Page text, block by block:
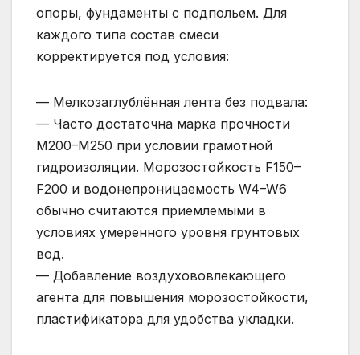
опоры, фундаменты с подпольем. Для
каждого типа состав смеси
корректируется под условия:
— Мелкозаглублённая лента без подвала:
— Часто достаточна марка прочности
М200–М250 при условии грамотной
гидроизоляции. Морозостойкость F150–
F200 и водонепроницаемость W4–W6
обычно считаются приемлемыми в
условиях умеренного уровня грунтовых
вод.
— Добавление воздухововлекающего
агента для повышения морозостойкости,
пластификатора для удобства укладки.